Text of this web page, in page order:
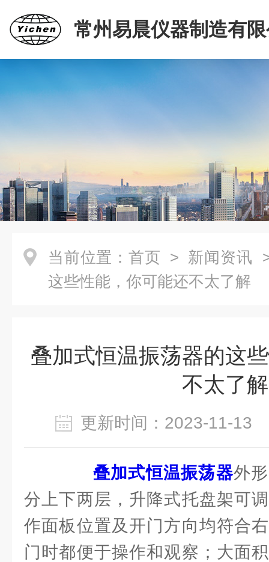
常州易晨仪器制造有
当前位置： 首页 > 新闻资讯
这些性能，你可能还不太了解
叠加式恒温振荡器的这
不太了解
更新时间：2023-11-
叠加式恒温振荡器外
分上下两层，升降式托盘架可
作面板位置及开门方向均符合
门时都便于操作和观察；大面